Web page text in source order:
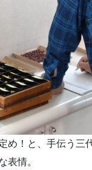
め！と、手伝う三
表情。